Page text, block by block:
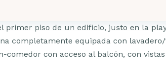
piso de un edificio, justo en la
completamente equipada con
con acceso al balcón, con